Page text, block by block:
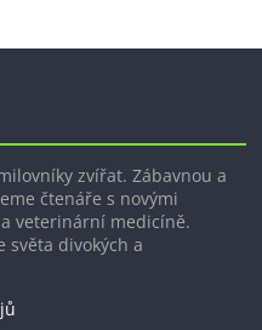
zvířat. Zábavnou a
čtenáře s novými
veterinární medicíně.
světa divokých a